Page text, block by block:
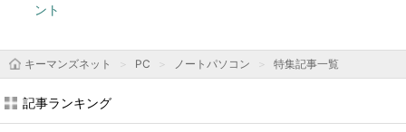
ント
キーマンズネット PC ノートパソコン 特集記事一覧
記事ランキング